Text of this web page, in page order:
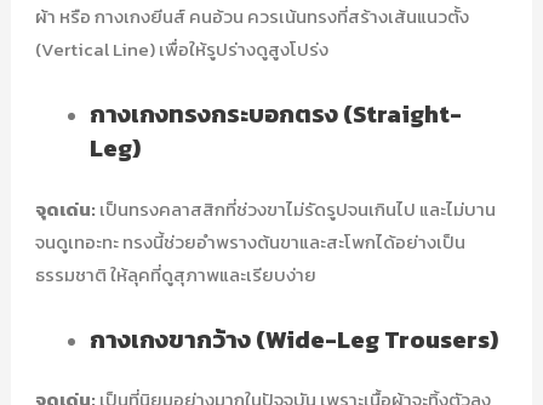
ผ้า หรือ กางเกงยีนส์ คนอ้วน ควรเน้นทรงที่สร้างเส้นแนวตั้ง
(Vertical Line) เพื่อให้รูปร่างดูสูงโปร่ง
กางเกงทรงกระบอกตรง (Straight-
Leg)
จุดเด่น: เป็นทรงคลาสสิกที่ช่วงขาไม่รัดรูปจนเกินไป และไม่บาน
จนดูเทอะทะ ทรงนี้ช่วยอำพรางต้นขาและสะโพกได้อย่างเป็น
ธรรมชาติ ให้ลุคที่ดูสุภาพและเรียบง่าย
กางเกงขากว้าง (Wide-Leg Trousers)